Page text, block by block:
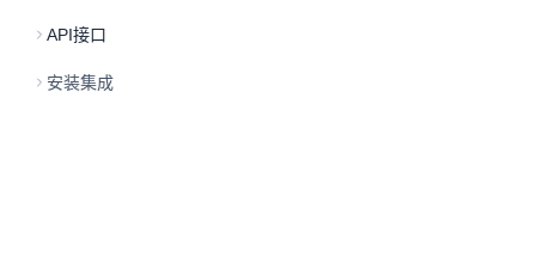
API接口
安装集成